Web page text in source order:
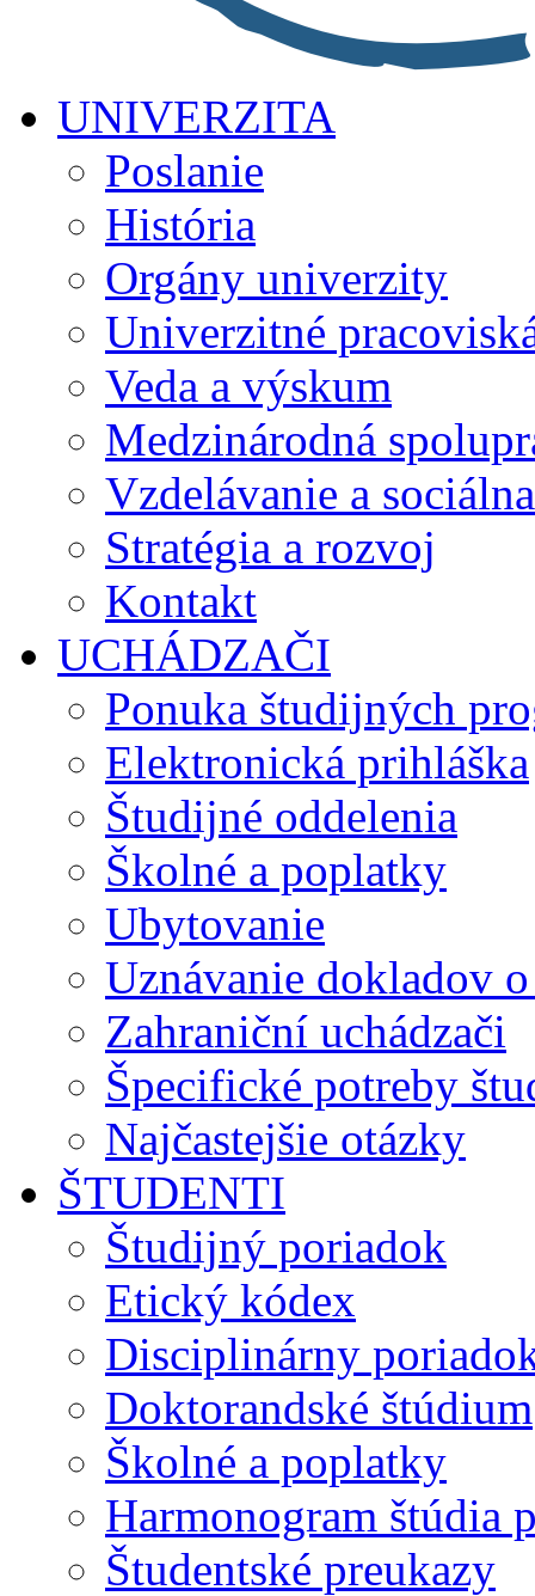
UNIVERZITA
Poslanie
História
Orgány univerzity
Univerzitné
Veda a výskum
Medzinárodná
Vzdelávanie a
Stratégia a rozvoj
Kontakt
UCHÁDZAČI
Ponuka študijných
Elektronická prihláška
Študijné oddelenia
Školné a poplatky
Ubytovanie
Uznávanie dokladov
Zahraniční uchádzači
Špecifické potreby
Najčastejšie otázky
ŠTUDENTI
Študijný poriadok
Etický kódex
Disciplinárny
Doktorandské štúdium
Školné a poplatky
Harmonogram štúdia
Študentské preukazy